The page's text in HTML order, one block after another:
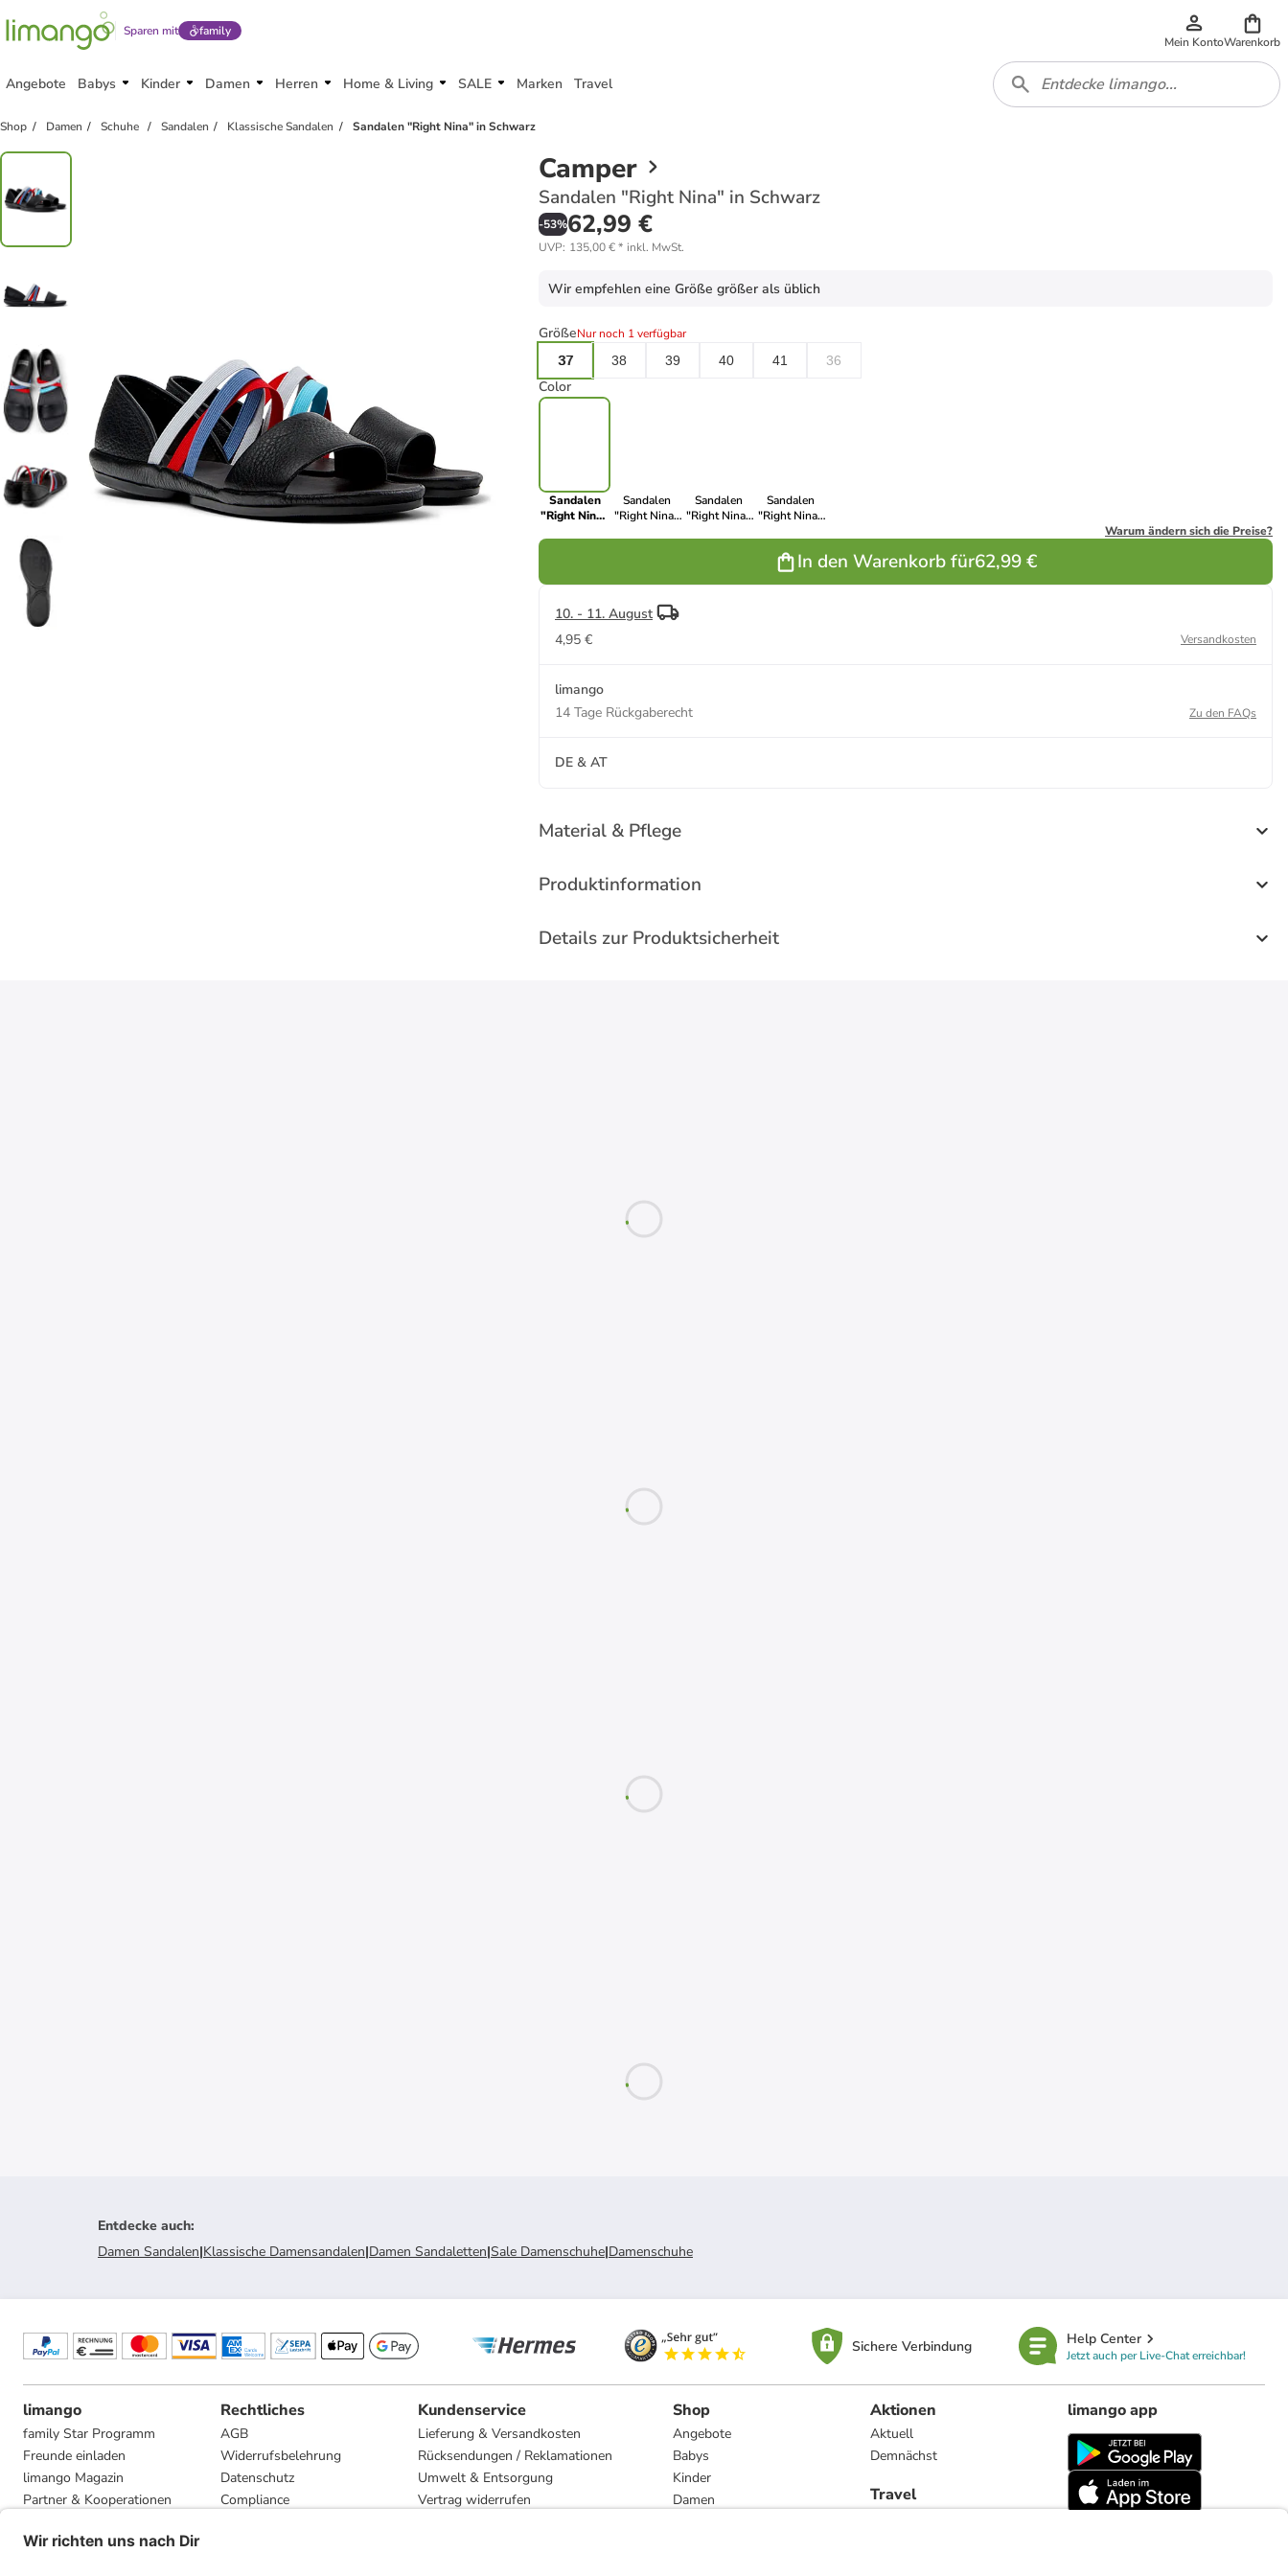
Sparen mit family
Mein KontoWarenkorb
Angebote Babys Kinder Damen Herren Home & Living SALE Marken Travel
Shop Damen Schuhe Sandalen Klassische Sandalen Sandalen "Right Nina" in Schwarz
Camper
Sandalen "Right Nina" in Schwarz
-53%62,99 €
UVP: 135,00 €* inkl. MwSt.
Wir empfehlen eine Größe größer als üblich
GrößeNur noch 1 verfügbar
37
38 39 40 41 36
Color
Sandalen
"Right Nina"
Sandalen
"Right Nina"
Sandalen
"Right Nina"
Sandalen
"Right Nina"
Warum ändern sich die Preise?
In den Warenkorb für62,99 €
10. - 11. August
4,95 €
Versandkosten
limango
14 Tage Rückgaberecht
Zu den FAQs
DE & AT
Material & Pflege
Produktinformation
Details zur Produktsicherheit
Entdecke auch:
Damen Sandalen|Klassische Damensandalen|Damen Sandaletten|Sale Damenschuhe|Damenschuhe
Sichere Verbindung Help Center
Jetzt auch per Live-Chat erreichbar!
limango
family Star Programm
Freunde einladen
limango Magazin
Partner & Kooperationen
Presse
Rechtliches
AGB
Widerrufsbelehrung
Datenschutz
Compliance
Kundenservice
Lieferung & Versandkosten
Rücksendungen / Reklamationen
Umwelt & Entsorgung
Vertrag widerrufen
Shop
Angebote
Babys
Kinder
Damen
Aktionen
Aktuell
Demnächst
Travel
limango app